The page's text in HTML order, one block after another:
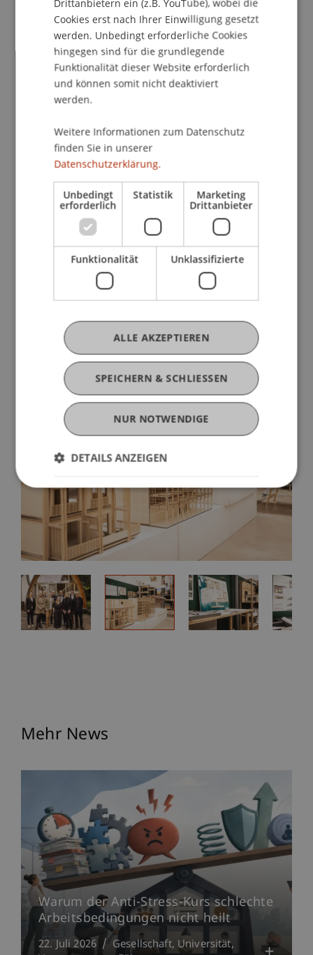
Daniel Stockhammer, erklärt: «Die RIBA-
Akkreditierung bestätigt die hohe Qualität der
Architekturprogramme anhand internationaler
Kriterien. Wir sind stolz, sechs Jahre nach der
ersten Akkreditierung, eine solch positive
Rückmeldung vom Expertengremium zu
Zudem profitieren die Architekturstudierenden
an der Universität Liechtenstein von der RIBA-
Akkreditierung, indem sie neben dem Bachelor-
Abschluss, Master-Abschluss und dem Doktorat
zusätzlich die Bezeichnung RIBA-Part 1 für den
Bachelor und RIBA-Part 2 für den Master führen
dürfen. Dies bringt ihnen grosse Vorteile beim
Einstieg in den Arbeitsmarkt und bei der
Anerkennung der Abschlüsse durch andere
Architekturhochschulen in Europa, ja weltweit.
Mehr News
Warum der Anti-Stress-Kurs schlechte
Arbeitsbedingungen nicht heilt
22. Juli 2026 Gesellschaft Universität
Drittanbietern ein (z.B. YouTube), wobei die
Cookies erst nach Ihrer Einwilligung gesetzt
werden. Unbedingt erforderliche Cookies
hingegen sind für die grundlegende
Funktionalität dieser Website erforderlich
und können somit nicht deaktiviert
werden.
Weitere Informationen zum Datenschutz
finden Sie in unserer
Datenschutzerklärung.
Unbedingt
erforderlich
Statistik Marketing
Drittanbieter
Funktionalität Unklassifizierte
SPEICHERN & SCHLIESSEN
ALLE AKZEPTIEREN
NUR NOTWENDIGE
DETAILS ANZEIGEN